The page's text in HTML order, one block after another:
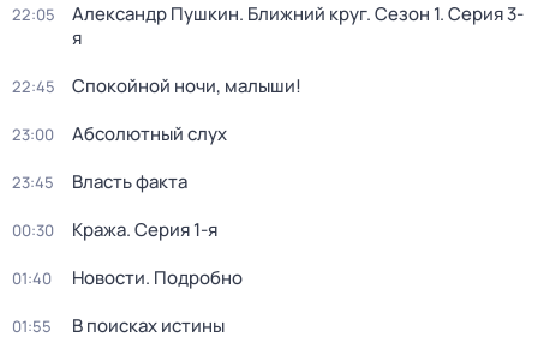
22:05 Александр Пушкин. Ближний круг. Сезон 1. Серия 3-
я
22:45 Спокойной ночи, малыши!
23:00 Абсолютный слух
23:45 Власть факта
00:30 Кража. Серия 1-я
01:40 Новости. Подробно
01:55 В поисках истины